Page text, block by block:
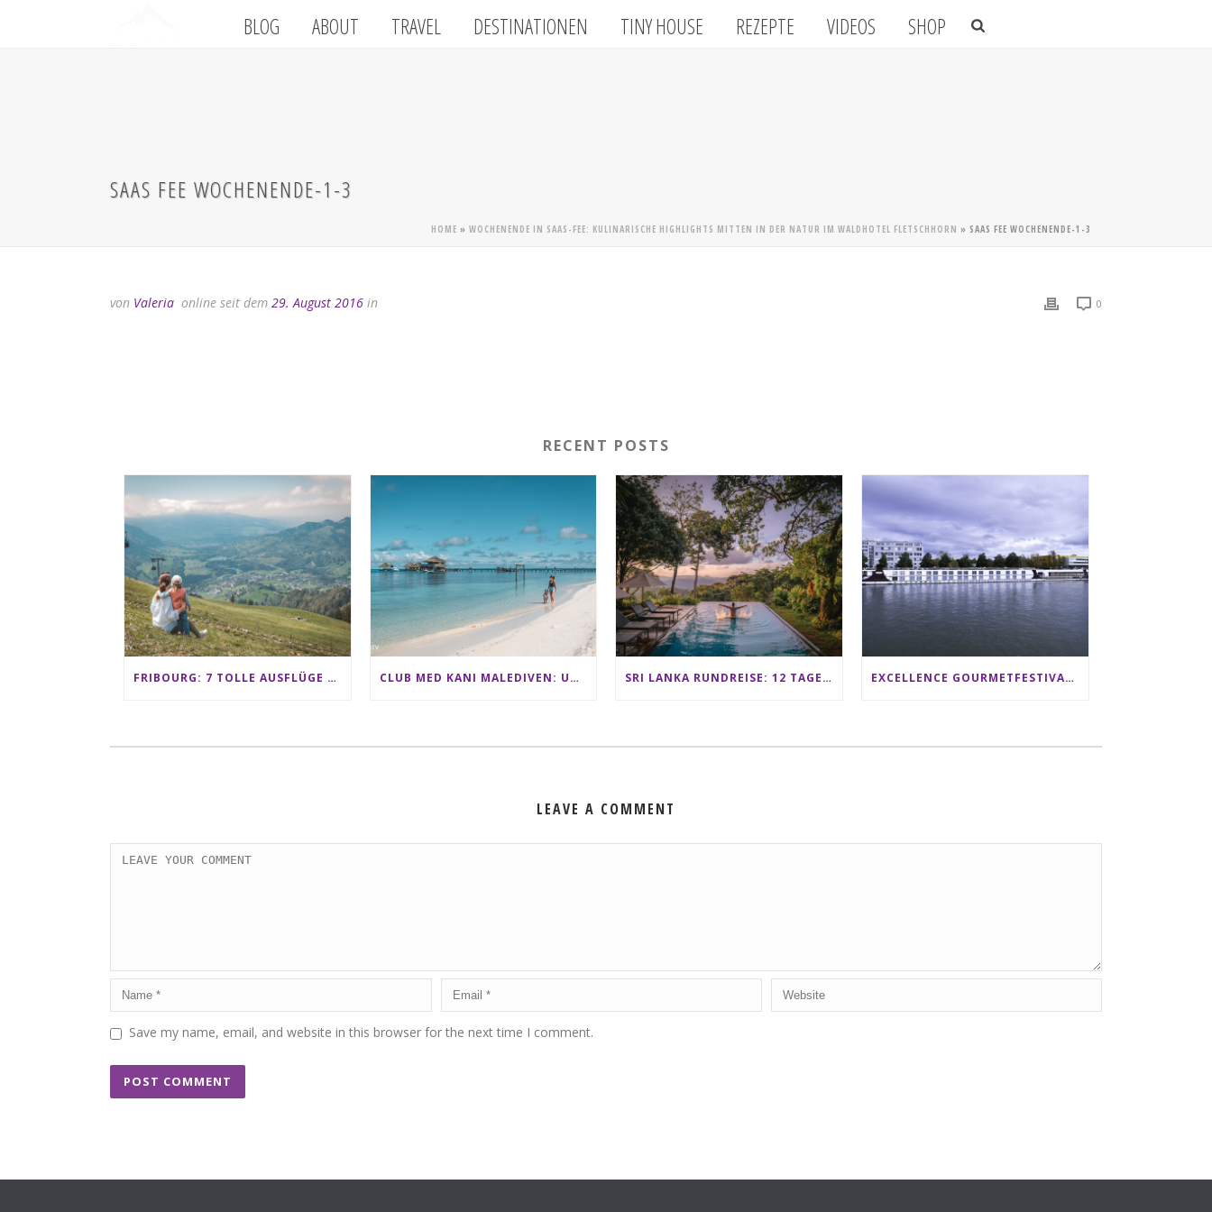
BLOG ABOUT TRAVEL DESTINATIONEN TINY HOUSE REZEPTE VIDEOS SHOP
SAAS FEE WOCHENENDE-1-3
HOME » WOCHENENDE IN SAAS-FEE: KULINARISCHE HIGHLIGHTS MITTEN IN DER NATUR IM WALDHOTEL FLETSCHHORN » SAAS FEE WOCHENENDE-1-3
von Valeria online seit dem 29. August 2016 in 0
RECENT POSTS
FRIBOURG: 7 TOLLE AUSFLÜGE FÜR FAMILIEN VON CHARMEY BIS LES PACCOTS CLUB MED KANI MALEDIVEN: UNSERE ERFAHRUNGEN IM ALL-INCLUSIVE PARADIES SRI LANKA RUNDREISE: 12 TAGE ZWISCHEN ELEFANTEN, TEEPLANTAGEN & STRAND ALS FAMILIE EXCELLENCE GOURMETFESTIVAL ´25: ZWEI STERNEKÖCHE ANTONIO GUIDA & DARIO MORESCO VERWÖHNEN IHRE GÄSTE AUF EINER LUXERIÖSEN SCHIFFSREISE
LEAVE A COMMENT
Save my name, email, and website in this browser for the next time I comment.